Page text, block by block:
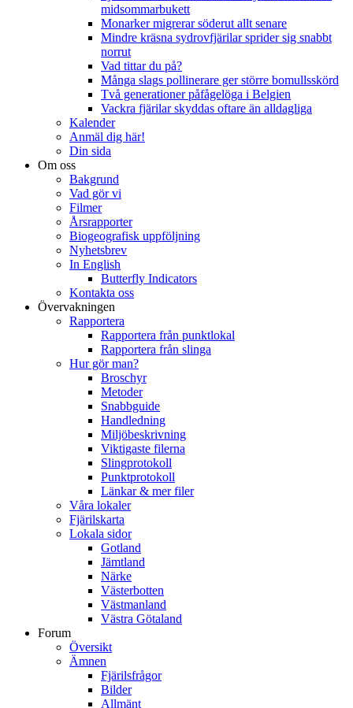
midsommarbukett
Monarker migrerar söderut allt senare
Mindre kräsna sydrovfjärilar sprider sig snabbt
norrut
Vad tittar du på?
Många slags pollinerare ger större bomullsskörd
Två generationer påfågelöga i Belgien
Vackra fjärilar skyddas oftare än alldagliga
Kalender
Anmäl dig här!
Din sida
Om oss
Bakgrund
Vad gör vi
Filmer
Årsrapporter
Biogeografisk uppföljning
Nyhetsbrev
In English
Butterfly Indicators
Kontakta oss
Övervakningen
Rapportera
Rapportera från punktlokal
Rapportera från slinga
Hur gör man?
Broschyr
Metoder
Snabbguide
Handledning
Miljöbeskrivning
Viktigaste filerna
Slingprotokoll
Punktprotokoll
Länkar & mer filer
Våra lokaler
Fjärilskarta
Lokala sidor
Gotland
Jämtland
Närke
Västerbotten
Västmanland
Västra Götaland
Forum
Översikt
Ämnen
Fjärilsfrågor
Bilder
Allmänt